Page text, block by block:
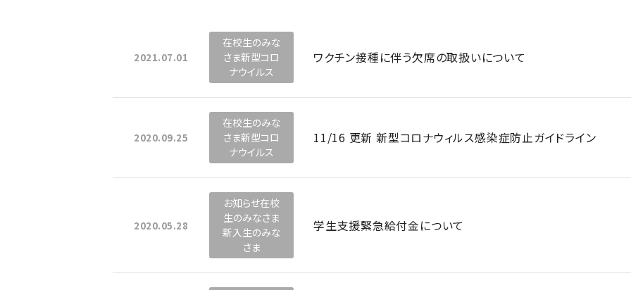
2021.07.01
在校生のみな
さま新型コロ
ナウイルス
ワクチン接種に伴う欠席の取扱いについて
2020.09.25
在校生のみな
さま新型コロ
ナウイルス
11/16 更新 新型コロナウィルス感染症防止ガイドライン
2020.05.28
お知らせ在校
生のみなさま
新入生のみな
さま
学生支援緊急給付金について